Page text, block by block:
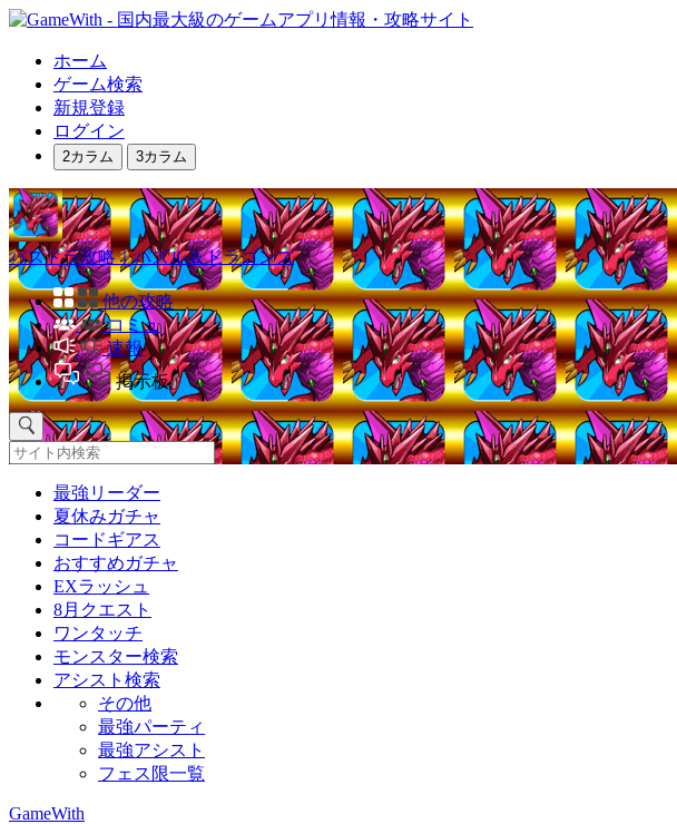
ホーム
ゲーム検索
新規登録
ログイン
2カラム 3カラム
パズドラ攻略｜パズル＆ドラゴンズ
他の攻略
コミュ
速報
掲示板
最強リーダー
夏休みガチャ
コードギアス
おすすめガチャ
EXラッシュ
8月クエスト
ワンタッチ
モンスター検索
アシスト検索
その他
最強パーティ
最強アシスト
フェス限一覧
GameWith